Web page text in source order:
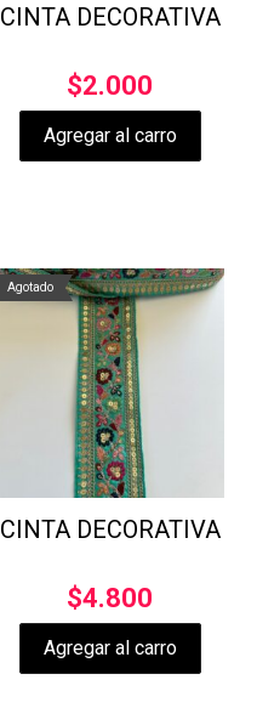
CINTA DECORATIVA
$2.000
Agregar al carro
Agotado
CINTA DECORATIVA
$4.800
Agregar al carro